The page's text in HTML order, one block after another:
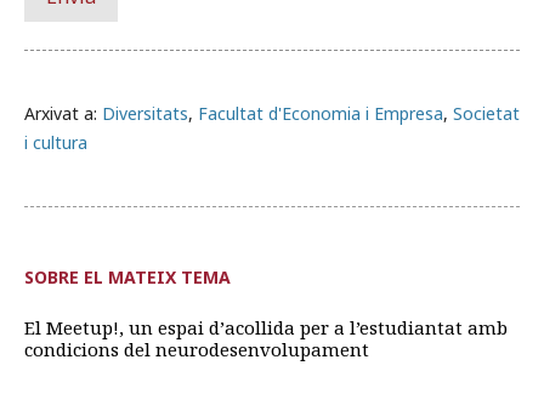
Arxivat a: Diversitats, Facultat d'Economia i Empresa, Societat
i cultura
SOBRE EL MATEIX TEMA
El Meetup!, un espai d’acollida per a l’estudiantat amb
condicions del neurodesenvolupament